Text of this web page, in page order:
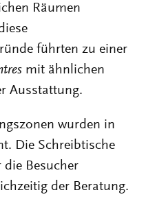
Räumen
führten zu einer
mit ähnlichen
Ausstattung.
wurden in
Die Schreibtische
die Besucher
der Beratung.